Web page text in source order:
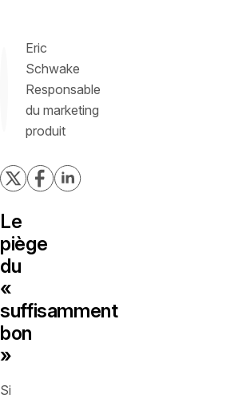
Eric
Schwake
Responsable
du marketing
produit
Le
piège
du
«
suffisamment
bon
»
Si